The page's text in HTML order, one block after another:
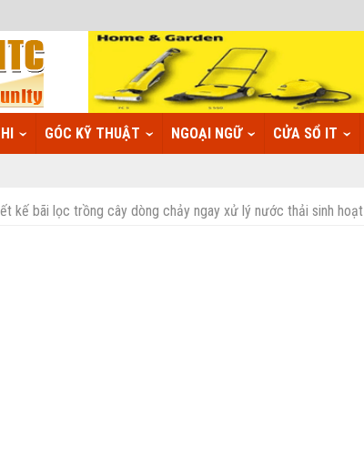
GÓC KỸ THUẬT NGOẠI NGỮ CỬA SỔ IT
kế bãi lọc trồng cây dòng chảy ngay xử lý nước thải sinh hoạt